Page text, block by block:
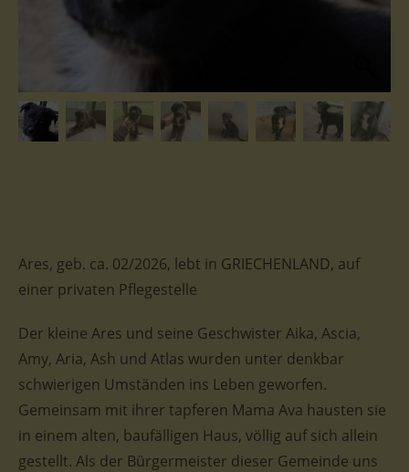
Ares, geb. ca. 02/2026, lebt in GRIECHENLAND, auf
einer privaten Pflegestelle
Der kleine Ares und seine Geschwister Aika, Ascia,
Amy, Aria, Ash und Atlas wurden unter denkbar
schwierigen Umständen ins Leben geworfen.
Gemeinsam mit ihrer tapferen Mama Ava hausten sie
in einem alten, baufälligen Haus, völlig auf sich allein
gestellt. Als der Bürgermeister dieser Gemeinde uns